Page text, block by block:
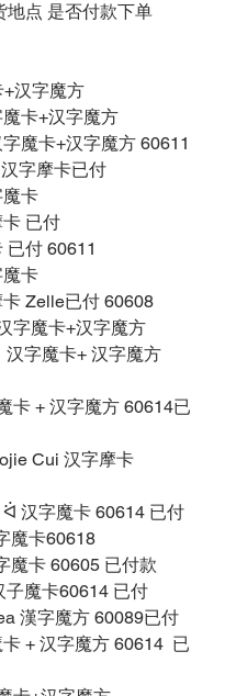
地点 是否付款下单
+汉字魔方
卡+汉字魔方
魔卡+汉字魔方 60611
字摩卡已付
卡
已付
已付 60611
卡
Zelle已付 60608
字魔卡+汉字魔方
汉字魔卡+ 汉字魔方
卡 + 汉字魔方 60614已
Cui 汉字摩卡
汉字魔卡 60614 已付
魔卡60618
魔卡 60605 已付款
子魔卡60614 已付
漢字魔方 60089已付
+ 汉字魔方 60614  已